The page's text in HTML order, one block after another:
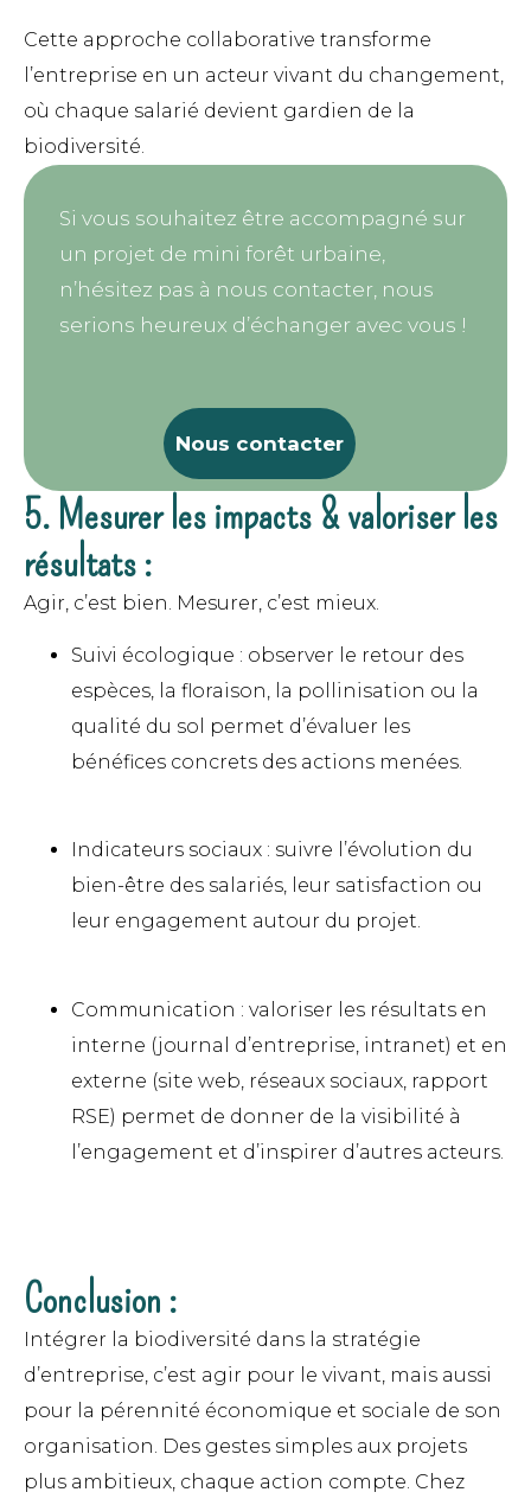
Cette approche collaborative transforme
l’entreprise en un acteur vivant du changement,
où chaque salarié devient gardien de la
biodiversité.
Si vous souhaitez être accompagné sur
un projet de mini forêt urbaine,
n’hésitez pas à nous contacter, nous
serions heureux d’échanger avec vous !
Nous contacter
5. Mesurer les impacts & valoriser les
résultats :
Agir, c’est bien. Mesurer, c’est mieux.
Suivi écologique : observer le retour des
espèces, la floraison, la pollinisation ou la
qualité du sol permet d’évaluer les
bénéfices concrets des actions menées.
Indicateurs sociaux : suivre l’évolution du
bien-être des salariés, leur satisfaction ou
leur engagement autour du projet.
Communication : valoriser les résultats en
interne (journal d’entreprise, intranet) et en
externe (site web, réseaux sociaux, rapport
RSE) permet de donner de la visibilité à
l’engagement et d’inspirer d’autres acteurs.
Conclusion :
Intégrer la biodiversité dans la stratégie
d’entreprise, c’est agir pour le vivant, mais aussi
pour la pérennité économique et sociale de son
organisation. Des gestes simples aux projets
plus ambitieux, chaque action compte. Chez